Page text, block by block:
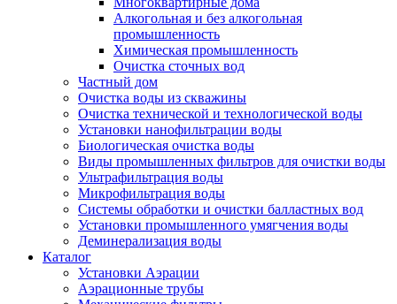
Алкогольная и без алкогольная
промышленность
Химическая промышленность
Очистка сточных вод
Частный дом
Очистка воды из скважины
Очистка технической и технологической воды
Установки нанофильтрации воды
Биологическая очистка воды
Виды промышленных фильтров для очистки воды
Ультрафильтрация воды
Микрофильтрация воды
Системы обработки и очистки балластных вод
Установки промышленного умягчения воды
Деминерализация воды
Каталог
Установки Аэрации
Аэрационные трубы